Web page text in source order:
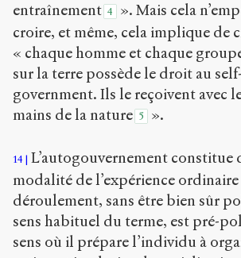
entraînement 4
». Mais cela
croire, et même, cela implique de
« chaque homme et chaque
sur la terre possède le droit au self-
government. Ils le reçoivent avec
mains de la nature 5 ».
14
L’autogouvernement constitue
modalité de l’expérience
déroulement, sans être bien sûr
sens habituel du terme, est pré-
sens où il prépare l’individu à